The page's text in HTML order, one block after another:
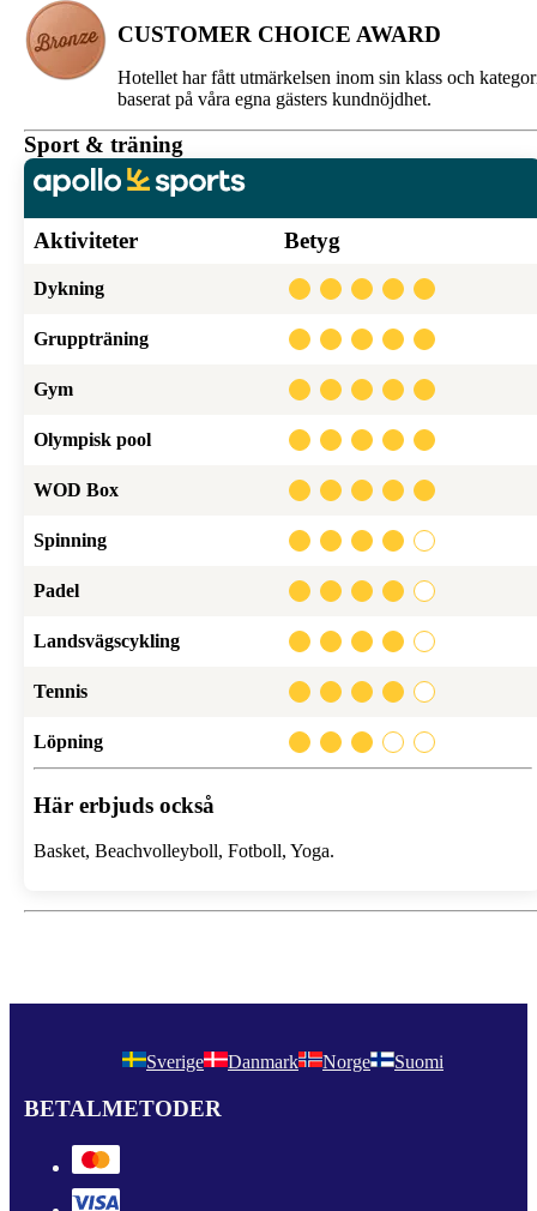
CUSTOMER CHOICE AWARD
Hotellet har fått utmärkelsen inom sin klass och
baserat på våra egna gästers kundnöjdhet.
Sport & träning
Aktiviteter Betyg
Dykning
Gruppträning
Gym
Olympisk pool
WOD Box
Spinning
Padel
Landsvägscykling
Tennis
Löpning
Här erbjuds också
Basket, Beachvolleyboll, Fotboll, Yoga.
Sverige Danmark Norge Suomi
BETALMETODER